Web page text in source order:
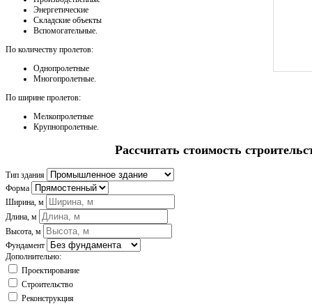
Энергетические
Складские объекты
Вспомогательные.
По количеству пролетов:
Однопролетные
Многопролетные.
По ширине пролетов:
Мелкопролетные
Крупнопролетные.
Рассчитать стоимость
Тип здания
Форма
Ширина, м
Длина, м
Высота, м
Фундамент
Дополнительно:
Проектирование
Строительство
Реконструкция